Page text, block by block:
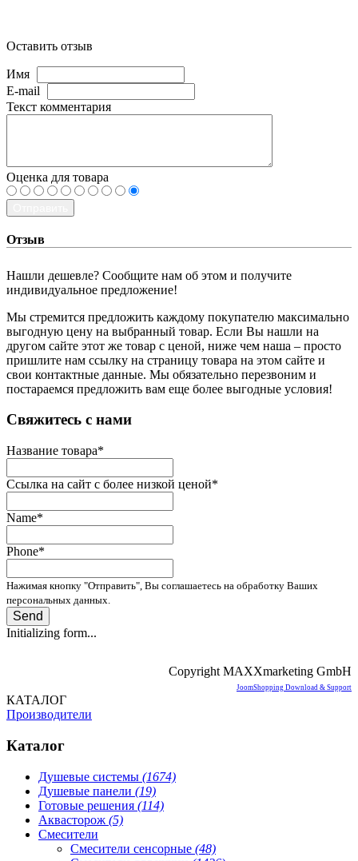
Оставить отзыв
Имя
E-mail
Текст комментария
Оценка для товара
Отзыв
Нашли дешевле? Сообщите нам об этом и получите
индивидуальное предложение!
Мы стремится предложить каждому покупателю максимально
выгодную цену на выбранный товар. Если Вы нашли на
другом сайте этот же товар с ценой, ниже чем наша – просто
пришлите нам ссылку на страницу товара на этом сайте и
свои контактные данные. Мы обязательно перезвоним и
постараемся предложить вам еще более выгодные условия!
­Свяжитесь с нами
Название товара*
Ссылка на сайт с более низкой ценой*
Name*
Phone*
Нажимая кнопку "Отправить", Вы соглашаетесь на обработку Ваших
персональных данных.
Send
Initializing form...
Copyright MAXXmarketing GmbH
JoomShopping Download & Support
КАТАЛОГ
Производители
Каталог
Душевые системы (1674)
Душевые панели (19)
Готовые решения (114)
Аквасторож (5)
Смесители
Смесители сенсорные (48)